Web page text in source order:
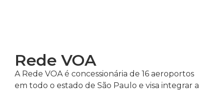
Rede VOA
A Rede VOA é concessionária de 16 aeroportos
em todo o estado de São Paulo e visa integrar a